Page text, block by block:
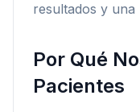
resultados y una
Por Qué
Pacientes